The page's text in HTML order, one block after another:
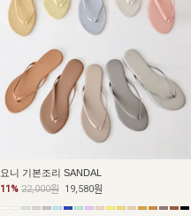
요니 기본조리 SANDAL
11% 22,000원 19,580원